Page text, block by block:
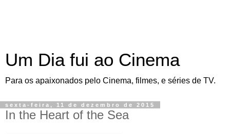
Um Dia fui ao Cinema
Para os apaixonados pelo Cinema, filmes, e séries de TV.
sexta-feira, 11 de dezembro de 2015
In the Heart of the Sea